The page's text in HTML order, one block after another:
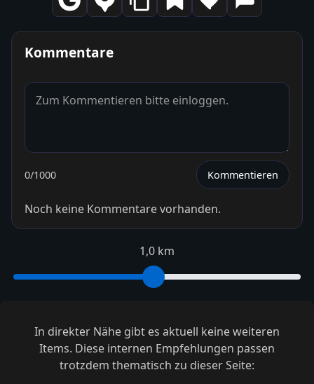
Kommentare
0/1000 Kommentieren
Noch keine Kommentare vorhanden.
1,0 km
In direkter Nähe gibt es aktuell keine weiteren
Items. Diese internen Empfehlungen passen
trotzdem thematisch zu dieser Seite: